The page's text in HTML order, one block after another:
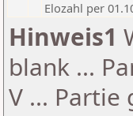
Elozahl per
Hinweis1
blank ...
V ...